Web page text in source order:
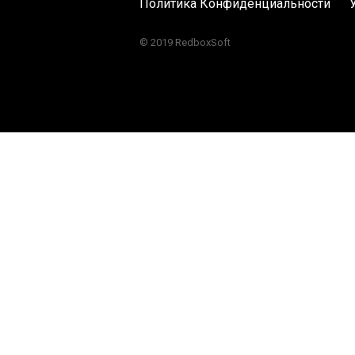
Политика Конфиденциальности
© 2019 RedboxSoft